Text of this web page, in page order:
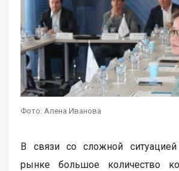
Фото: Алена Иванова
В связи со сложной
рынке большое количество